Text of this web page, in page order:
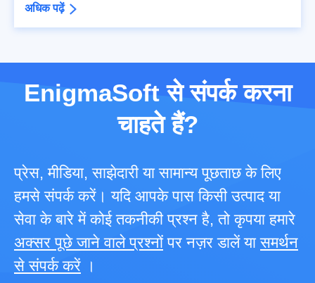
अधिक पढ़ें
EnigmaSoft से संपर्क करना
चाहते हैं?
प्रेस, मीडिया, साझेदारी या सामान्य पूछताछ के लिए
हमसे संपर्क करें। यदि आपके पास किसी उत्पाद या
सेवा के बारे में कोई तकनीकी प्रश्न है, तो कृपया हमारे
अक्सर पूछे जाने वाले प्रश्नोंपर नज़र डालें यासमर्थन
से संपर्क करें ।